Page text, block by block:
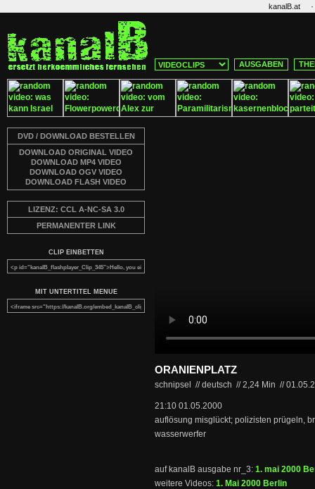
kanalB.at ·
AUSGABEN
DVD / DOWNLOAD BESTELLEN
DOWNLOAD ORIGINAL VIDEO
DOWNLOAD MP4 VIDEO
DOWNLOAD OGV VIDEO
DOWNLOAD FLASH VIDEO
LIZENZ: CCL A-NC-SA 3.0
PERMANENTER LINK
CLIP EINBETTEN
MIT UNTERTITEL MENUE
ORANIENPLATZ
schnipsel // deutsch //2,24 Min //
21:10 01.05.2000
auflösung misglückt; polizisten prügeln,
wasserwerfer
auf kanalB ausgabe nr_3: 1. mai 2000
weitere Videos: 1. Mai 2000 Berlin